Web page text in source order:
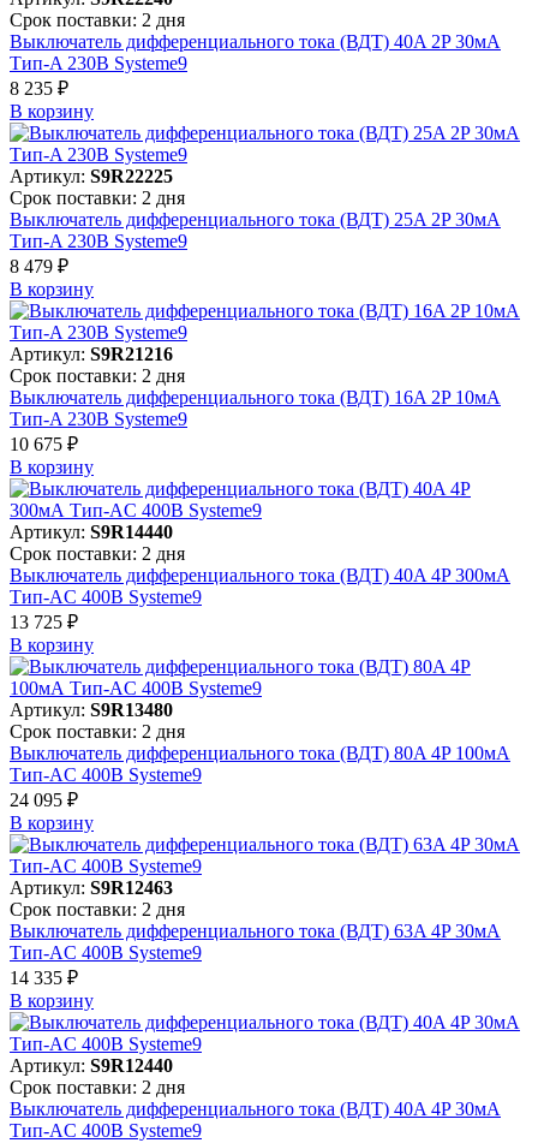
Срок поставки: 2 дня
Выключатель дифференциального тока (ВДТ) 40A 2P 30мА
Тип-A 230В Systeme9
8 235 ₽
В корзинy
Артикул: S9R22225
Срок поставки: 2 дня
Выключатель дифференциального тока (ВДТ) 25A 2P 30мА
Тип-A 230В Systeme9
8 479 ₽
В корзинy
Артикул: S9R21216
Срок поставки: 2 дня
Выключатель дифференциального тока (ВДТ) 16A 2P 10мА
Тип-A 230В Systeme9
10 675 ₽
В корзинy
Артикул: S9R14440
Срок поставки: 2 дня
Выключатель дифференциального тока (ВДТ) 40A 4P 300мА
Тип-AC 400В Systeme9
13 725 ₽
В корзинy
Артикул: S9R13480
Срок поставки: 2 дня
Выключатель дифференциального тока (ВДТ) 80A 4P 100мА
Тип-AC 400В Systeme9
24 095 ₽
В корзинy
Артикул: S9R12463
Срок поставки: 2 дня
Выключатель дифференциального тока (ВДТ) 63A 4P 30мА
Тип-AC 400В Systeme9
14 335 ₽
В корзинy
Артикул: S9R12440
Срок поставки: 2 дня
Выключатель дифференциального тока (ВДТ) 40A 4P 30мА
Тип-AC 400В Systeme9